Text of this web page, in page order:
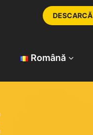
DESCARCĂ
Română